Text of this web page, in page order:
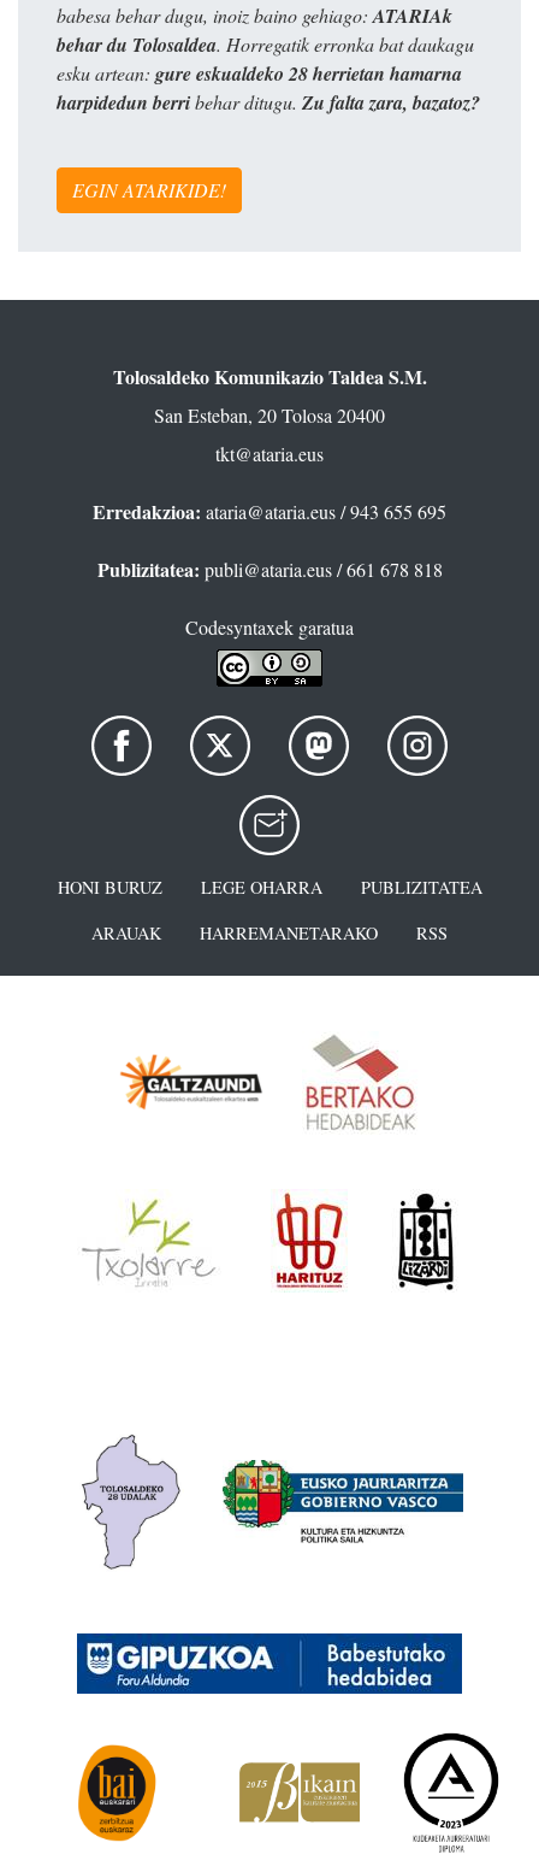
babesa behar dugu, inoiz baino gehiago: ATARIAk
behar du Tolosaldea. Horregatik erronka bat daukagu
esku artean: gure eskualdeko 28 herrietan hamarna
harpidedun berribehar ditugu. Zu falta zara, bazatoz?
EGIN ATARIKIDE!
Tolosaldeko Komunikazio Taldea S.M.
San Esteban, 20 Tolosa 20400
tkt@ataria.eus
Erredakzioa: ataria@ataria.eus/ 943 655 695
Publizitatea: publi@ataria.eus/ 661 678 818
Codesyntaxek garatua
HONI BURUZ LEGE OHARRA
PUBLIZITATEA
ARAUAK
HARREMANETARAKO RSS